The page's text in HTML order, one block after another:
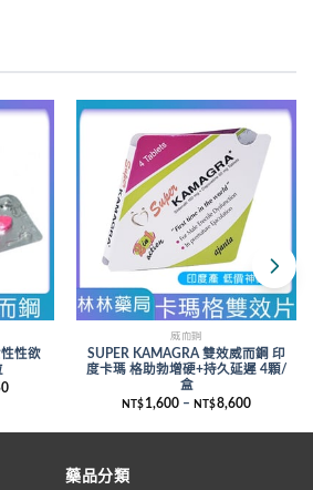
性欲
威而鋼
SUPER KAMAGRA 雙效威而鋼 印
度卡瑪 格助勃增硬+持久延遲 4顆/
盒
NT$ 1,600 – NT$8,600
藥品分類